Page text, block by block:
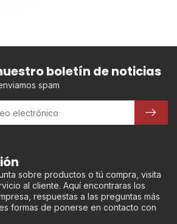
sobre productos o tú compra, visita
al cliente. Aquí encontraras los
respuestas a las preguntas más
formas de ponerse en contacto con
boletín de noticias
spam